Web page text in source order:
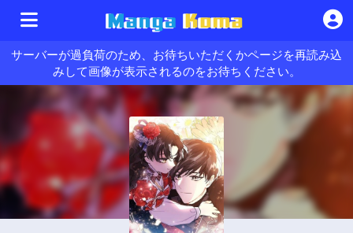
サーバーが過負荷のため、お待ちいただくかページを再読み込
みして画像が表示されるのをお待ちください。